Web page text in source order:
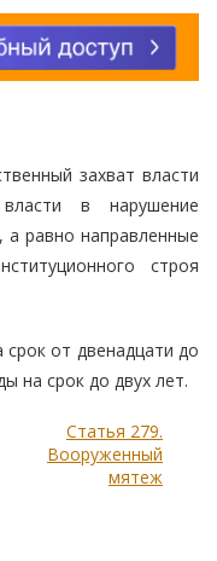
захват власти
в нарушение
а равно направленные
строя
от двенадцати до
на срок до двух лет.
Статья 279.
Вооруженный
мятеж